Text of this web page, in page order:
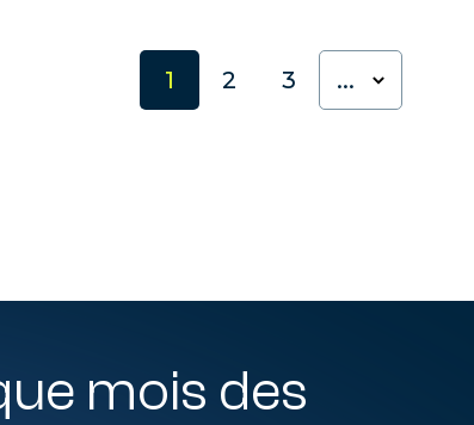
1 2 3 ...
mois des